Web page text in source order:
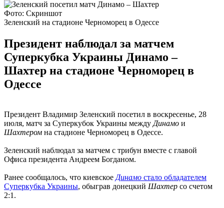
Фото: Скриншот
Зеленский на стадионе Черноморец в Одессе
Президент наблюдал за матчем
Суперкубка Украины Динамо –
Шахтер на стадионе Черноморец в
Одессе
Президент Владимир Зеленский посетил в воскресенье, 28
июля, матч за Суперкубок Украины между Динамо и
Шахтером на стадионе Черноморец в Одессе.
Зеленский наблюдал за матчем с трибун вместе с главой
Офиса президента Андреем Богданом.
Ранее сообщалось, что киевское Динамо стало обладателем
Суперкубка Украины, обыграв донецкий Шахтер со счетом
2:1.